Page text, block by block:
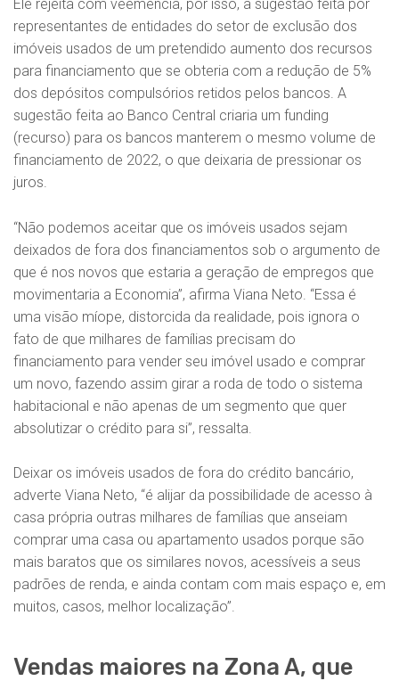
Ele rejeita com veemência, por isso, a sugestão feita por
representantes de entidades do setor de exclusão dos
imóveis usados de um pretendido aumento dos recursos
para financiamento que se obteria com a redução de 5%
dos depósitos compulsórios retidos pelos bancos. A
sugestão feita ao Banco Central criaria um funding
(recurso) para os bancos manterem o mesmo volume de
financiamento de 2022, o que deixaria de pressionar os
juros.
“Não podemos aceitar que os imóveis usados sejam
deixados de fora dos financiamentos sob o argumento de
que é nos novos que estaria a geração de empregos que
movimentaria a Economia”, afirma Viana Neto. “Essa é
uma visão míope, distorcida da realidade, pois ignora o
fato de que milhares de famílias precisam do
financiamento para vender seu imóvel usado e comprar
um novo, fazendo assim girar a roda de todo o sistema
habitacional e não apenas de um segmento que quer
absolutizar o crédito para si”, ressalta.
Deixar os imóveis usados de fora do crédito bancário,
adverte Viana Neto, “é alijar da possibilidade de acesso à
casa própria outras milhares de famílias que anseiam
comprar uma casa ou apartamento usados porque são
mais baratos que os similares novos, acessíveis a seus
padrões de renda, e ainda contam com mais espaço e, em
muitos, casos, melhor localização”.
Vendas maiores na Zona A, que